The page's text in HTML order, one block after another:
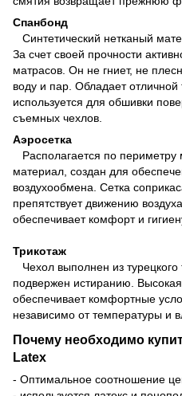
Спанбонд
Синтетический нетканый
За счет своей прочности
матрасов. Он не гниет, не
воду и пар. Обладает
используется для обшивки
съемных чехлов.
Аэросетка
Располагается по
материал, создан для
воздухообмена. Сетка
препятствует движению
обеспечивает комфорт и
Трикотаж
Чехол выполнен из
подвержен истиранию.
обеспечивает комфортные
независимо от температуры и
Почему необходимо
Latex
- Оптимальное соотношение